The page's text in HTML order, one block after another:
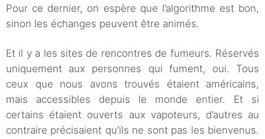
Pour ce dernier, on espère que l’algorithme est bon,
sinon les échanges peuvent être animés.
Et il y a les sites de rencontres de fumeurs. Réservés
uniquement aux personnes qui fument, oui. Tous
ceux que nous avons trouvés étaient américains,
mais accessibles depuis le monde entier. Et si
certains étaient ouverts aux vapoteurs, d’autres au
contraire précisaient qu’ils ne sont pas les bienvenus.